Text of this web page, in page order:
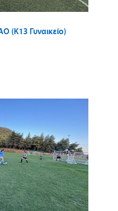
(Κ13 Γυναικείο)